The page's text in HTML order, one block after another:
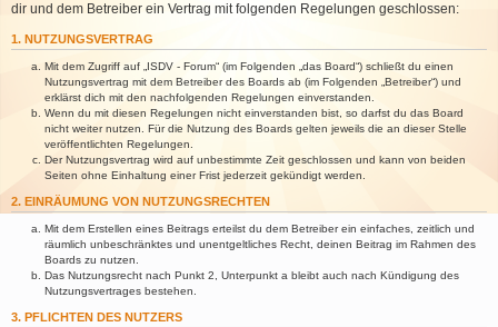
dir und dem Betreiber ein Vertrag mit folgenden Regelungen geschlossen:
1. NUTZUNGSVERTRAG
Mit dem Zugriff auf „ISDV - Forum“ (im Folgenden „das Board“) schließt du einen
Nutzungsvertrag mit dem Betreiber des Boards ab (im Folgenden „Betreiber“) und
erklärst dich mit den nachfolgenden Regelungen einverstanden.
Wenn du mit diesen Regelungen nicht einverstanden bist, so darfst du das Board
nicht weiter nutzen. Für die Nutzung des Boards gelten jeweils die an dieser Stelle
veröffentlichten Regelungen.
Der Nutzungsvertrag wird auf unbestimmte Zeit geschlossen und kann von beiden
Seiten ohne Einhaltung einer Frist jederzeit gekündigt werden.
2. EINRÄUMUNG VON NUTZUNGSRECHTEN
Mit dem Erstellen eines Beitrags erteilst du dem Betreiber ein einfaches, zeitlich und
räumlich unbeschränktes und unentgeltliches Recht, deinen Beitrag im Rahmen des
Boards zu nutzen.
Das Nutzungsrecht nach Punkt 2, Unterpunkt a bleibt auch nach Kündigung des
Nutzungsvertrages bestehen.
3. PFLICHTEN DES NUTZERS